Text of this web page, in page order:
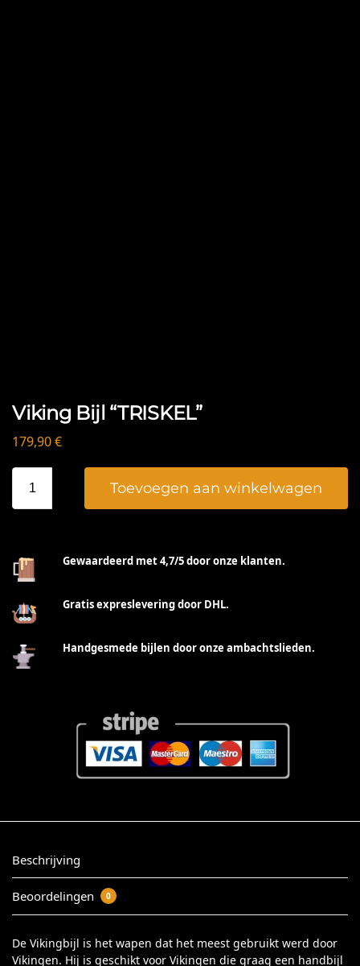
Viking Bijl “TRISKEL”
179,90€
Toevoegen aan winkelwagen
Gewaardeerd met 4,7/5 door onze klanten.
Gratis expreslevering door DHL.
Handgesmede bijlen door onze ambachtslieden.
Beschrijving
Beoordelingen 0
De Vikingbijl is het wapen dat het meest gebruikt werd door
Vikingen. Hij is geschikt voor Vikingen die graag een handbijl